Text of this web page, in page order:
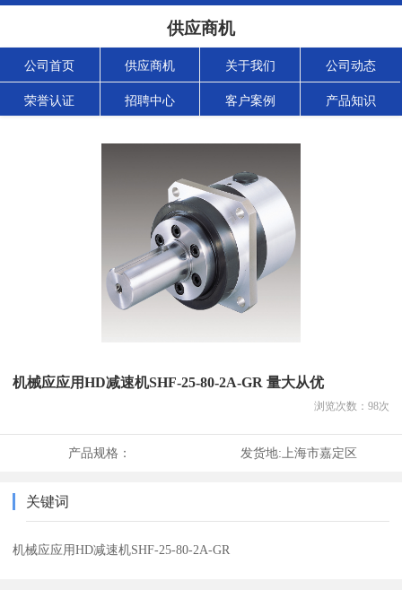
供应商机
公司首页 供应商机 关于我们 公司动态
荣誉认证 招聘中心 客户案例 产品知识
机械应应用HD减速机SHF-25-80-2A-GR 量大从优
浏览次数： 98次
产品规格： 发货地: 上海市嘉定区
关键词
机械应应用HD减速机SHF-25-80-2A-GR